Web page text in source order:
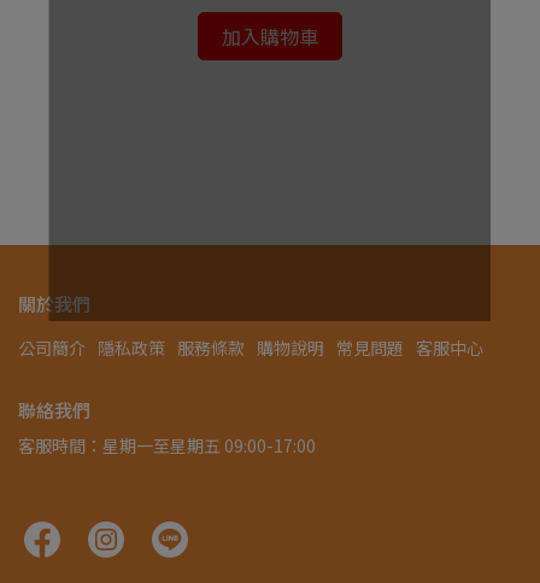
加入購物車
關於我們
公司簡介 隱私政策 服務條款 購物說明 常見問題 客服中心
聯絡我們
客服時間：星期一至星期五 09:00-17:00